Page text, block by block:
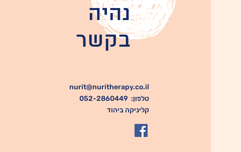
נהיה
בקשר
nurit@nuritherapy.co.il
טלפון: 052-2860449
קליניקה ביהוד